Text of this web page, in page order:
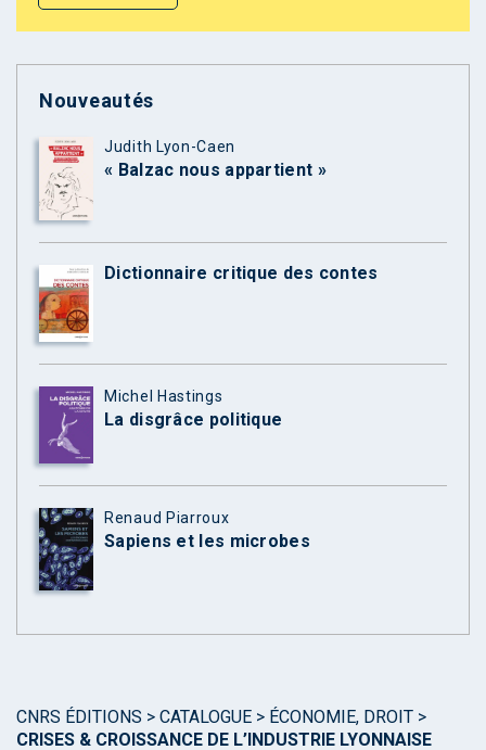
Nouveautés
Judith Lyon-Caen
« Balzac nous appartient »
Dictionnaire critique des contes
Michel Hastings
La disgrâce politique
Renaud Piarroux
Sapiens et les microbes
CNRS ÉDITIONS > CATALOGUE > ÉCONOMIE, DROIT >
CRISES & CROISSANCE DE L’INDUSTRIE LYONNAISE